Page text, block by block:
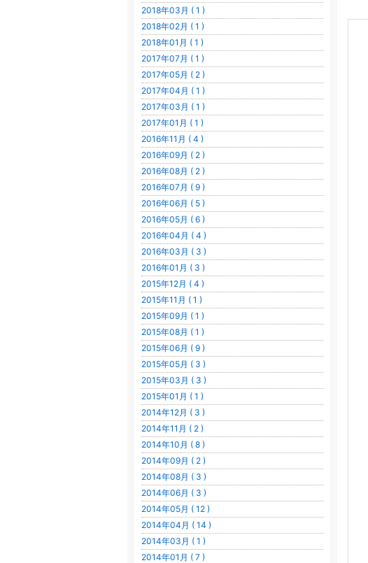
2018年03月 ( 1 )
2018年02月 ( 1 )
2018年01月 ( 1 )
2017年07月 ( 1 )
2017年05月 ( 2 )
2017年04月 ( 1 )
2017年03月 ( 1 )
2017年01月 ( 1 )
2016年11月 ( 4 )
2016年09月 ( 2 )
2016年08月 ( 2 )
2016年07月 ( 9 )
2016年06月 ( 5 )
2016年05月 ( 6 )
2016年04月 ( 4 )
2016年03月 ( 3 )
2016年01月 ( 3 )
2015年12月 ( 4 )
2015年11月 ( 1 )
2015年09月 ( 1 )
2015年08月 ( 1 )
2015年06月 ( 9 )
2015年05月 ( 3 )
2015年03月 ( 3 )
2015年01月 ( 1 )
2014年12月 ( 3 )
2014年11月 ( 2 )
2014年10月 ( 8 )
2014年09月 ( 2 )
2014年08月 ( 3 )
2014年06月 ( 3 )
2014年05月 ( 12 )
2014年04月 ( 14 )
2014年03月 ( 1 )
2014年01月 ( 7 )